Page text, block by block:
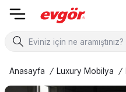
Anasayfa / Luxury Mobilya /